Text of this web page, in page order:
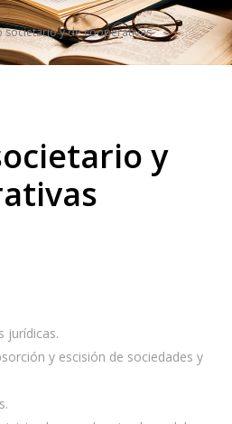
societario y de cooperativas
y
jurídicas.
y escisión de sociedades y